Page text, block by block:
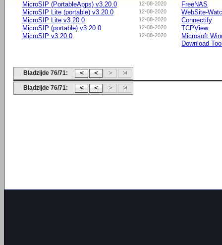
12-08-2020
MicroSIP (PortableApps) v3.20.0
12-08-2020
MicroSIP Lite (portable) v3.20.0
12-08-2020
MicroSIP Lite v3.20.0
12-08-2020
MicroSIP (portable) v3.20.0
12-08-2020
MicroSIP v3.20.0
FreeNAS
WebSite-
Connectify
TCPView
Microsoft
Download
Bladzijde 76/71:
Bladzijde 76/71: